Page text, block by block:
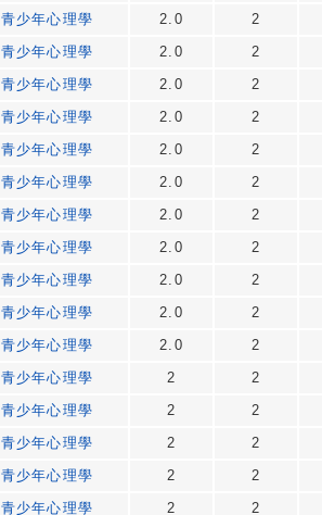
青少年心理學 2.0 2
青少年心理學 2.0 2
青少年心理學 2.0 2
青少年心理學 2.0 2
青少年心理學 2.0 2
青少年心理學 2.0 2
青少年心理學 2.0 2
青少年心理學 2.0 2
青少年心理學 2.0 2
青少年心理學 2.0 2
青少年心理學 2.0 2
青少年心理學 2 2
青少年心理學 2 2
青少年心理學 2 2
青少年心理學 2 2
青少年心理學 2 2